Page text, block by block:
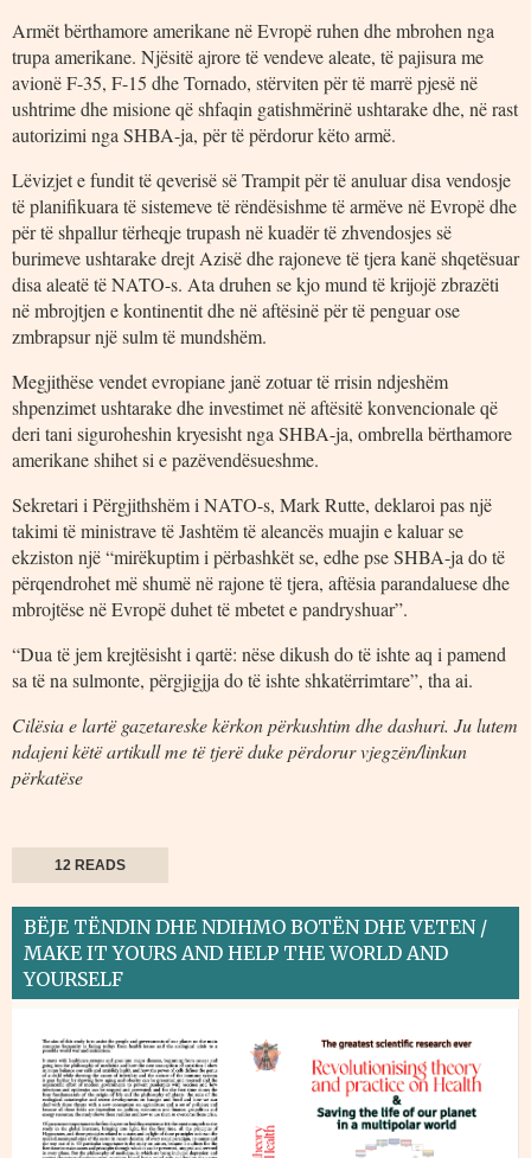
Armët bërthamore amerikane në Evropë ruhen dhe mbrohen nga
trupa amerikane. Njësitë ajrore të vendeve aleate, të pajisura me
avionë F-35, F-15 dhe Tornado, stërviten për të marrë pjesë në
ushtrime dhe misione që shfaqin gatishmërinë ushtarake dhe, në rast
autorizimi nga SHBA-ja, për të përdorur këto armë.
Lëvizjet e fundit të qeverisë së Trampit për të anuluar disa vendosje
të planifikuara të sistemeve të rëndësishme të armëve në Evropë dhe
për të shpallur tërheqje trupash në kuadër të zhvendosjes së
burimeve ushtarake drejt Azisë dhe rajoneve të tjera kanë shqetësuar
disa aleatë të NATO-s. Ata druhen se kjo mund të krijojë zbrazëti
në mbrojtjen e kontinentit dhe në aftësinë për të penguar ose
zmbrapsur një sulm të mundshëm.
Megjithëse vendet evropiane janë zotuar të rrisin ndjeshëm
shpenzimet ushtarake dhe investimet në aftësitë konvencionale që
deri tani siguroheshin kryesisht nga SHBA-ja, ombrella bërthamore
amerikane shihet si e pazëvendësueshme.
Sekretari i Përgjithshëm i NATO-s, Mark Rutte, deklaroi pas një
takimi të ministrave të Jashtëm të aleancës muajin e kaluar se
ekziston një “mirëkuptim i përbashkët se, edhe pse SHBA-ja do të
përqendrohet më shumë në rajone të tjera, aftësia parandaluese dhe
mbrojtëse në Evropë duhet të mbetet e pandryshuar”.
“Dua të jem krejtësisht i qartë: nëse dikush do të ishte aq i pamend
sa të na sulmonte, përgjigjja do të ishte shkatërrimtare”, tha ai.
Cilësia e lartë gazetareske kërkon përkushtim dhe dashuri. Ju lutem
ndajeni këtë artikull me të tjerë duke përdorur vjegzën/linkun
përkatëse
12 READS
BËJE TËNDIN DHE NDIHMO BOTËN DHE VETEN /
MAKE IT YOURS AND HELP THE WORLD AND
YOURSELF